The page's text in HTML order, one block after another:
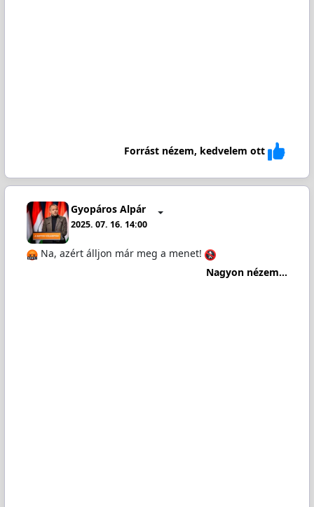
Forrást nézem, kedvelem ott
Gyopáros Alpár
2025. 07. 16. 14:00
Na, azért álljon már meg a menet!
Nagyon nézem...